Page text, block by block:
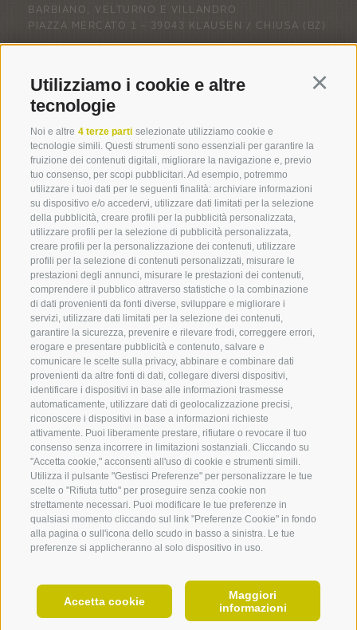
Utilizziamo i cookie e altre
tecnologie
Noi e altre 4 terze parti selezionate utilizziamo cookie e
tecnologie simili. Questi strumenti sono essenziali per garantire la
fruizione dei contenuti digitali, migliorare la navigazione e, previo
tuo consenso, per scopi pubblicitari. Ad esempio, potremmo
utilizzare i tuoi dati per le seguenti finalità: archiviare informazioni
su dispositivo e/o accedervi, utilizzare dati limitati per la selezione
della pubblicità, creare profili per la pubblicità personalizzata,
utilizzare profili per la selezione di pubblicità personalizzata,
creare profili per la personalizzazione dei contenuti, utilizzare
profili per la selezione di contenuti personalizzati, misurare le
prestazioni degli annunci, misurare le prestazioni dei contenuti,
comprendere il pubblico attraverso statistiche o la combinazione
di dati provenienti da fonti diverse, sviluppare e migliorare i
servizi, utilizzare dati limitati per la selezione dei contenuti,
garantire la sicurezza, prevenire e rilevare frodi, correggere errori,
erogare e presentare pubblicità e contenuto, salvare e
comunicare le scelte sulla privacy, abbinare e combinare dati
provenienti da altre fonti di dati, collegare diversi dispositivi,
identificare i dispositivi in base alle informazioni trasmesse
automaticamente, utilizzare dati di geolocalizzazione precisi,
riconoscere i dispositivi in base a informazioni richieste
attivamente. Puoi liberamente prestare, rifiutare o revocare il tuo
consenso senza incorrere in limitazioni sostanziali. Cliccando su
"Accetta cookie," acconsenti all'uso di cookie e strumenti simili.
Utilizza il pulsante "Gestisci Preferenze" per personalizzare le tue
scelte o "Rifiuta tutto" per proseguire senza cookie non
strettamente necessari. Puoi modificare le tue preferenze in
qualsiasi momento cliccando sul link "Preferenze Cookie" in fondo
alla pagina o sull'icona dello scudo in basso a sinistra. Le tue
preferenze si applicheranno al solo dispositivo in uso.
Accetta cookie
Maggiori
informazioni
360° VIEW
FOTO & VIDEO
EVENTI
BARBIANO, VELTURNO E VILLANDRO
PIAZZA MERCATO 1 - 39043 KLAUSEN / CHIUSA (BZ)
LUNEDÌ - VENERDÌ: ORE 08.30 - 12.30 E ORE 14.30
- 18.00
COOKIE POLICY PRIVACY
PREFERENZE COOKIES
MAPPA DEL SITO
PARTNER
created with passion by
Alloggi
Alloggi a Barbiano
Alloggi a Velturno
Alloggi a Villandro
Alloggi a Chiusa
Alloggi a Lazfons
Alloggi a Gudon
Alloggi a Verdignes
Alloggi in Valle Isarco
Chicche
Le cascate di Barbiano
Il Sentiero delle Castagne
Alpe di Velturno & Lago
Rodella
Castel Velturno
Miniera di Villandro
Monastero di Sabiona
Croce di Lazfons